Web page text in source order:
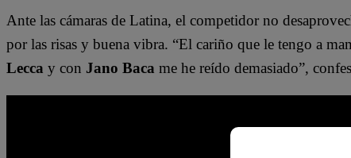
Ante las cámaras de Latina, el competidor no
por las risas y buena vibra. “El cariño que le tengo a
Lecca y con Jano Baca me he reído demasiado”,